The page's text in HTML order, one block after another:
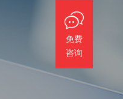
免费
咨询